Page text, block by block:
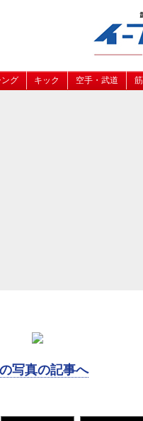
グ キック 空手・武道
写真の記事へ